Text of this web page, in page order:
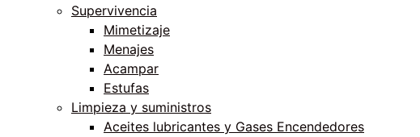
Supervivencia
Mimetizaje
Menajes
Acampar
Estufas
Limpieza y suministros
Aceites lubricantes y Gases Encendedores